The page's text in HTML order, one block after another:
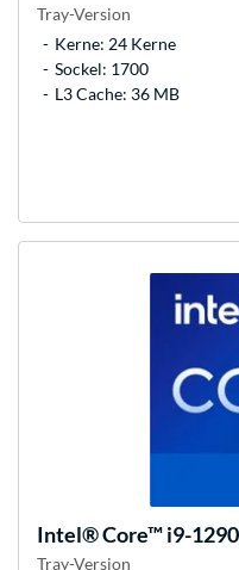
Tray-Version
Kerne: 24 Kerne
Sockel: 1700
L3 Cache: 36 MB
Intel®Core™ i9-
Tray-Version